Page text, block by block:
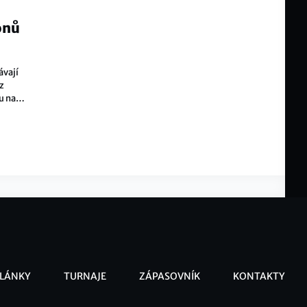
naší
TURNAJE ZÁPASOVNÍK KONTAKTY